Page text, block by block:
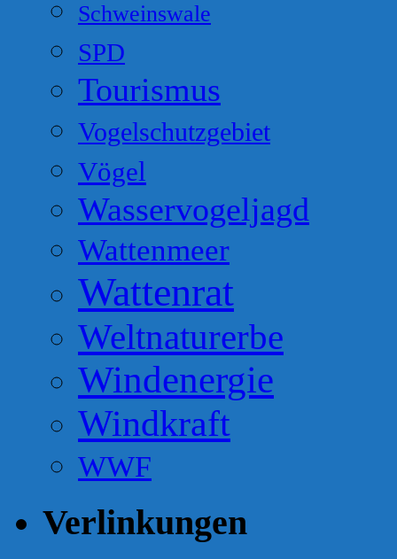
Schweinswale
SPD
Tourismus
Vogelschutzgebiet
Vögel
Wasservogeljagd
Wattenmeer
Wattenrat
Weltnaturerbe
Windenergie
Windkraft
WWF
Verlinkungen